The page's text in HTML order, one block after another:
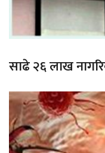
साढे २६ लाख